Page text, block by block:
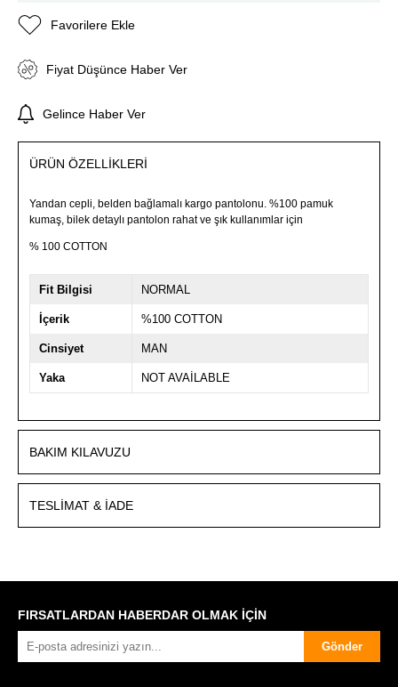
Favorilere Ekle
Fiyat Düşünce Haber Ver
Gelince Haber Ver
ÜRÜN ÖZELLIKLERI
Yandan cepli, belden bağlamalı kargo pantolonu. %100 pamuk
kumaş, bilek detaylı pantolon rahat ve şık kullanımlar için
% 100 COTTON
Fit Bilgisi NORMAL
İçerik %100 COTTON
Cinsiyet MAN
Yaka NOT AVAİLABLE
BAKIM KILAVUZU
TESLIMAT & İADE
FIRSATLARDAN HABERDAR OLMAK İÇİN
Gönder